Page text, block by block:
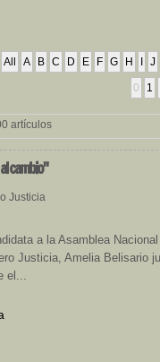
All A B C D E F G H J
0 1
artículos
cambio"
Justicia
a la Asamblea
Justicia, Amelia Belisario
el...